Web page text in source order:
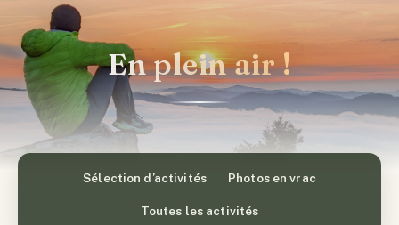
En plein air !
Sélection d’activités Photos en vrac
Toutes les activités